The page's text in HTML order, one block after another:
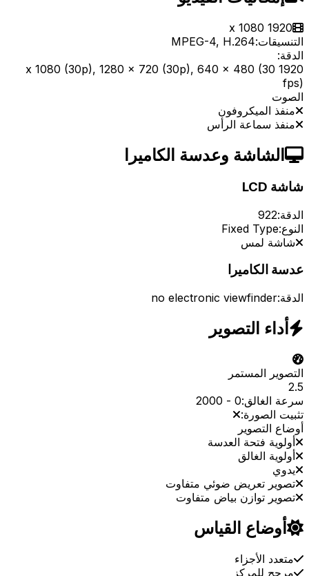
1920 x 1080
التنسيقات:MPEG-4, H.264
الدقة:
1920 x 1080 (30p), 1280 x 720 (30p), 640 x 480 (30
fps)
الصوت
منفذ الميكروفون
منفذ سماعة الرأس
الشاشة وعدسة الكاميرا
شاشة LCD
الدقة:922
النوع:Fixed Type
شاشة لمس
عدسة الكاميرا
الدقة:no electronic viewfinder
أداء التصوير
التصوير المستمر
2.5
سرعة الغالق:0
-
2000
تثبيت الصورة:
أوضاع التصوير
أولوية فتحة العدسة
أولوية الغالق
يدوي
تصوير تعريض ضوئي متفاوت
تصوير توازن بياض متفاوت
أوضاع القياس
متعدد الأجزاء
مرجح للمركز